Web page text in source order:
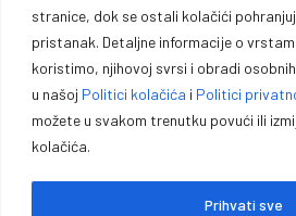
stranice, dok se ostali kolačići
pristanak. Detaljne informacije o
koristimo, njihovoj svrsi i obradi
u našoj Politici kolačića i Politici
možete u svakom trenutku povući ili
kolačića.
Prihvati sve
Vrhunska opremu za lovce, sportiste,
našoj ponudi pronaći ćete pouzdano
opremu za lov, sport outdoor aktivnosti.